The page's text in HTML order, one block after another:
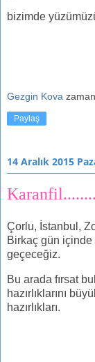
bizimde
Gezgin Kova
Paylaş
14 Aralık 2015
Çorlu, İstanbul,
Birkaç gün içinde
geçeceğiz.
Bu arada fırsat
hazırlıklarını
hazırlıkları.